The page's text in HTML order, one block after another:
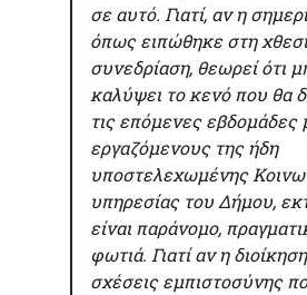
σε αυτό. Γιατί, αν η
όπως ειπώθηκε στη
συνεδρίαση, θεωρεί ότι
καλύψει το κενό που θα
τις επόμενες εβδομάδες
εργαζόμενους της ήδη
υποστελεχωμένης
υπηρεσίας του Δήμου,
είναι παράνομο,
φωτιά. Γιατί αν η
σχέσεις εμπιστοσύνης